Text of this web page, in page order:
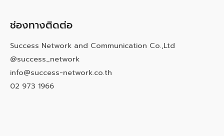
ช่องทางติดต่อ
Success Network and Communication Co.,Ltd
@success_network
info@success-network.co.th
02 973 1966